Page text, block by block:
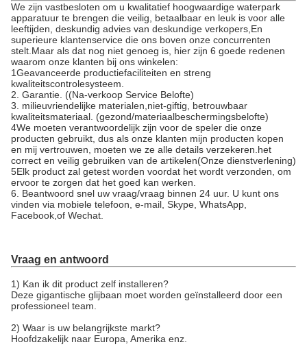
We zijn vastbesloten om u kwalitatief hoogwaardige waterpark
apparatuur te brengen die veilig, betaalbaar en leuk is voor alle
leeftijden, deskundig advies van deskundige verkopers,En
superieure klantenservice die ons boven onze concurrenten
stelt.Maar als dat nog niet genoeg is, hier zijn 6 goede redenen
waarom onze klanten bij ons winkelen:
1Geavanceerde productiefaciliteiten en streng
kwaliteitscontrolesysteem.
2. Garantie. ((Na-verkoop Service Belofte)
3. milieuvriendelijke materialen,niet-giftig, betrouwbaar
kwaliteitsmateriaal. (gezond/materiaalbeschermingsbelofte)
4We moeten verantwoordelijk zijn voor de speler die onze
producten gebruikt, dus als onze klanten mijn producten kopen
en mij vertrouwen, moeten we ze alle details verzekeren.het
correct en veilig gebruiken van de artikelen(Onze dienstverlening)
5Elk product zal getest worden voordat het wordt verzonden, om
ervoor te zorgen dat het goed kan werken.
6. Beantwoord snel uw vraag/vraag binnen 24 uur. U kunt ons
vinden via mobiele telefoon, e-mail, Skype, WhatsApp,
Facebook,of Wechat.
Vraag en antwoord
1) Kan ik dit product zelf installeren?
Deze gigantische glijbaan moet worden geïnstalleerd door een
professioneel team.
2) Waar is uw belangrijkste markt?
Hoofdzakelijk naar Europa, Amerika enz.